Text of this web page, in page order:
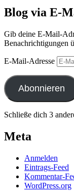
Blog via E-
Gib deine E-Mail-
Benachrichtigungen
E-Mail-Adresse
Abonnieren
Schließe dich 3
Meta
Anmelden
Eintrags-Feed
Kommentar-
WordPress.org